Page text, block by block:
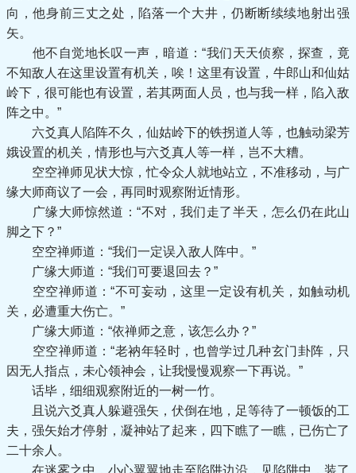
向，他身前三丈之处，陷落一个大井，仍断断续续地射出强
矢。
他不自觉地长叹一声，暗道：“我们天天侦察，探查，竟
不知敌人在这里设置有机关，唉！这里有设置，牛郎山和仙姑
岭下，很可能也有设置，若其两面人员，也与我一样，陷入敌
阵之中。”
六爻真人陷阵不久，仙姑岭下的铁拐道人等，也触动梁芳
娥设置的机关，情形也与六爻真人等一样，岂不大糟。
空空禅师见状大惊，忙令众人就地站立，不准移动，与广
缘大师商议了一会，再同时观察附近情形。
广缘大师惊然道：“不对，我们走了半天，怎么仍在此山
脚之下？”
空空禅师道：“我们一定误入敌人阵中。”
广缘大师道：“我们可要退回去？”
空空禅师道：“不可妄动，这里一定设有机关，如触动机
关，必遭重大伤亡。”
广缘大师道：“依禅师之意，该怎么办？”
空空禅师道：“老衲年轻时，也曾学过几种玄门卦阵，只
因无人指点，未心领神会，让我慢慢观察一下再说。”
话毕，细细观察附近的一树一竹。
且说六爻真人躲避强矢，伏倒在地，足等待了一顿饭的工
夫，强矢始才停射，凝神站了起来，四下瞧了一瞧，已伤亡了
二十余人。
在迷雾之中，小心翼翼地走至陷阱边沿，见陷阱中，装了